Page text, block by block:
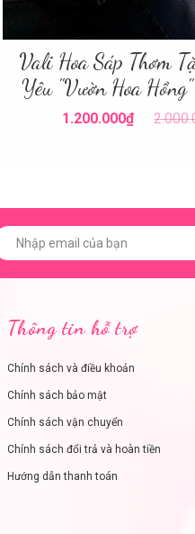
Vali Hoa Sáp Thơm
Yêu "Vườn Hoa
1.200.000₫
Thông tin hỗ trợ
Chính sách và điều khoản
Chính sách bảo mật
Chính sách vận chuyển
Chính sách đổi trả và hoàn tiền
Hướng dẫn thanh toán